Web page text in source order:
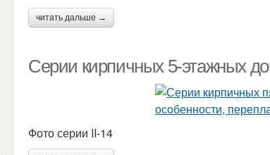
читать дальше →
Серии кирпичных 5-этажных
Фото серии II-14